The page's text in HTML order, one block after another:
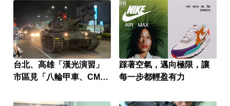
台北、高雄「漢光演習」
市區見「八輪甲車、CM11
踩著空氣，邁向極限，讓
每一步都輕盈有力
PR